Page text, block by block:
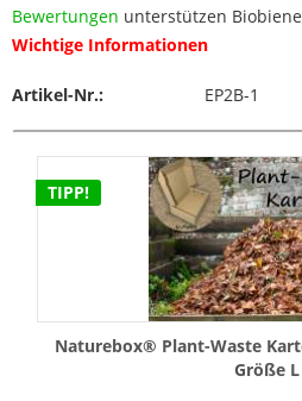
Bewertungen unterstützen
Wichtige Informationen
Artikel-Nr.: EP2B-1
TIPP!
Naturebox® Plant-Waste
Größe L